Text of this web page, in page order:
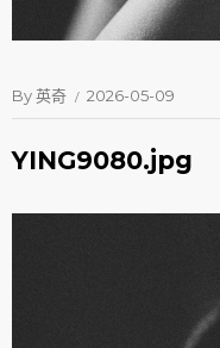
By英奇 2026-05-09
YING9080.jpg